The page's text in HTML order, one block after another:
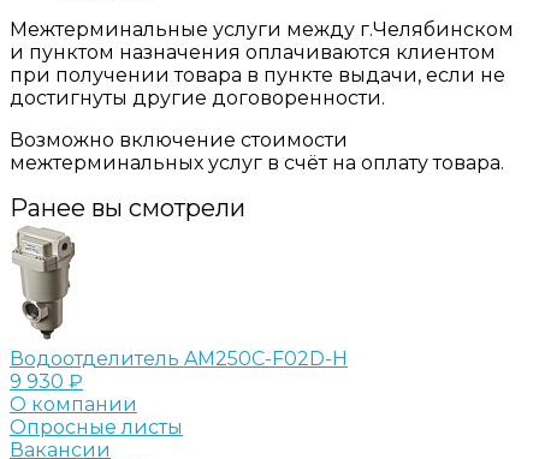
Межтерминальные услуги между г.Челябинском
и пунктом назначения оплачиваются клиентом
при получении товара в пункте выдачи, если не
достигнуты другие договоренности.
Возможно включение стоимости
межтерминальных услуг в счёт на оплату товара.
Ранее вы смотрели
Водоотделитель AM250C-F02D-H
9 930 ₽
О компании
Опросные листы
Вакансии